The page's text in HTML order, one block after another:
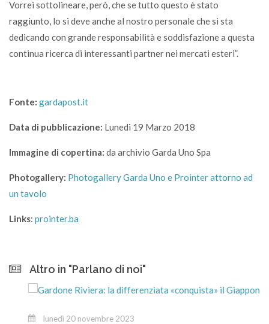
Vorrei sottolineare, però, che se tutto questo è stato
raggiunto, lo si deve anche al nostro personale che si sta
dedicando con grande responsabilità e soddisfazione a questa
continua ricerca di interessanti partner nei mercati esteri”.
Fonte: gardapost.it
Data di pubblicazione: Lunedi 19 Marzo 2018
Immagine di copertina: da archivio Garda Uno Spa
Photogallery: Photogallery Garda Uno e Prointer attorno ad
un tavolo
Links: prointer.ba
Altro in "Parlano di noi"
lunedì 20 novembre 2023